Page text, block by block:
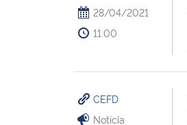
28/04/2021
11:00
CEFD
Notícia